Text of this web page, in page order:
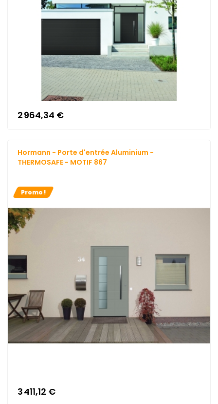
2 964,34 €
Hormann - Porte d'entrée Aluminium -
THERMOSAFE - MOTIF 867
Promo !
3 411,12 €